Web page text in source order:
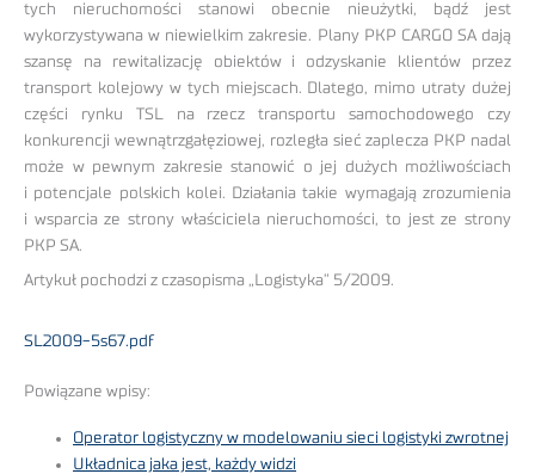
tych nieruchomości stanowi obecnie nieużytki, bądź jest
wykorzystywana w niewielkim zakresie. Plany PKP CARGO SA dają
szansę na rewitalizację obiektów i odzyskanie klientów przez
transport kolejowy w tych miejscach. Dlatego, mimo utraty dużej
części rynku TSL na rzecz transportu samochodowego czy
konkurencji wewnątrzgałęziowej, rozległa sieć zaplecza PKP nadal
może w pewnym zakresie stanowić o jej dużych możliwościach
i potencjale polskich kolei. Działania takie wymagają zrozumienia
i wsparcia ze strony właściciela nieruchomości, to jest ze strony
PKP SA.
Artykuł pochodzi z czasopisma „Logistyka” 5/2009.
SL2009-5s67.pdf
Powiązane wpisy:
Operator logistyczny w modelowaniu sieci logistyki zwrotnej
Układnica jaka jest, każdy widzi